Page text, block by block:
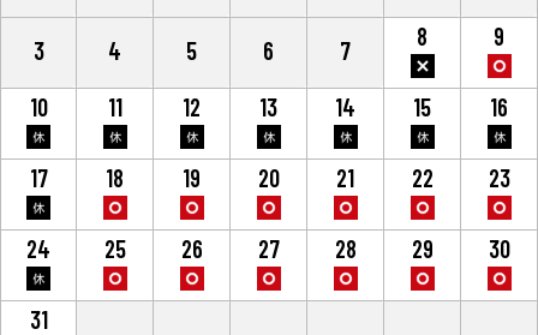
3 4 5 6 7
8 9
10 11 12 13 14 15 16
17 18 19 20 21 22 23
24 25 26 27 28 29 30
31